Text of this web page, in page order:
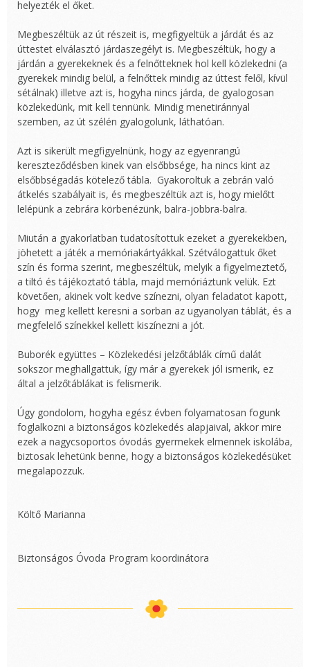
helyezték el őket.
Megbeszéltük az út részeit is, megfigyeltük a járdát és az
úttestet elválasztó járdaszegélyt is. Megbeszéltük, hogy a
járdán a gyerekeknek és a felnőtteknek hol kell közlekedni (a
gyerekek mindig belül, a felnőttek mindig az úttest felől, kívül
sétálnak) illetve azt is, hogyha nincs járda, de gyalogosan
közlekedünk, mit kell tennünk. Mindig menetiránnyal
szemben, az út szélén gyalogolunk, láthatóan.
Azt is sikerült megfigyelnünk, hogy az egyenrangú
kereszteződésben kinek van elsőbbsége, ha nincs kint az
elsőbbségadás kötelező tábla. Gyakoroltuk a zebrán való
átkelés szabályait is, és megbeszéltük azt is, hogy mielőtt
lelépünk a zebrára körbenézünk, balra-jobbra-balra.
Miután a gyakorlatban tudatosítottuk ezeket a gyerekekben,
jöhetett a játék a memóriakártyákkal. Szétválogattuk őket
szín és forma szerint, megbeszéltük, melyik a figyelmeztető,
a tiltó és tájékoztató tábla, majd memóriáztunk velük. Ezt
követően, akinek volt kedve színezni, olyan feladatot kapott,
hogy meg kellett keresni a sorban az ugyanolyan táblát, és a
megfelelő színekkel kellett kiszínezni a jót.
Buborék együttes – Közlekedési jelzőtáblák című dalát
sokszor meghallgattuk, így már a gyerekek jól ismerik, ez
által a jelzőtáblákat is felismerik.
Úgy gondolom, hogyha egész évben folyamatosan fogunk
foglalkozni a biztonságos közlekedés alapjaival, akkor mire
ezek a nagycsoportos óvodás gyermekek elmennek iskolába,
biztosak lehetünk benne, hogy a biztonságos közlekedésüket
megalapozzuk.
Költő Marianna
Biztonságos Óvoda Program koordinátora